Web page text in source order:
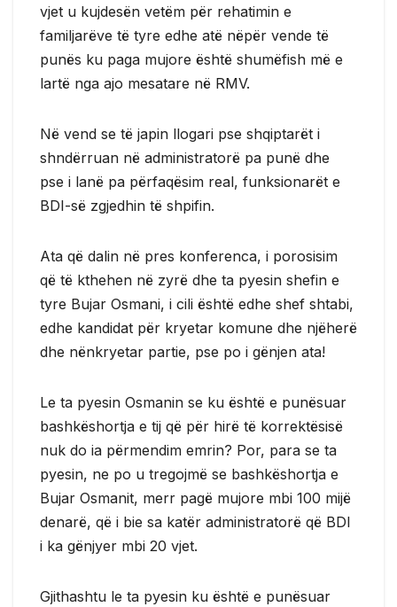
vjet u kujdesën vetëm për rehatimin e
familjarëve të tyre edhe atë nëpër vende të
punës ku paga mujore është shumëfish më e
lartë nga ajo mesatare në RMV.
Në vend se të japin llogari pse shqiptarët i
shndërruan në administratorë pa punë dhe
pse i lanë pa përfaqësim real, funksionarët e
BDI-së zgjedhin të shpifin.
Ata që dalin në pres konferenca, i porosisim
që të kthehen në zyrë dhe ta pyesin shefin e
tyre Bujar Osmani, i cili është edhe shef shtabi,
edhe kandidat për kryetar komune dhe njëherë
dhe nënkryetar partie, pse po i gënjen ata!
Le ta pyesin Osmanin se ku është e punësuar
bashkëshortja e tij që për hirë të korrektësisë
nuk do ia përmendim emrin? Por, para se ta
pyesin, ne po u tregojmë se bashkëshortja e
Bujar Osmanit, merr pagë mujore mbi 100 mijë
denarë, që i bie sa katër administratorë që BDI
i ka gënjyer mbi 20 vjet.
Gjithashtu le ta pyesin ku është e punësuar